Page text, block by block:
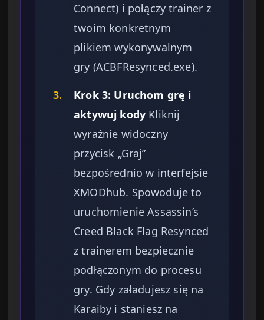
Connect) i połączy trainer z
twoim konkretnym
plikiem wykonywalnym
gry (ACBFResynced.exe).
3.
Krok 3: Uruchom grę i
aktywuj kody Kliknij
wyraźnie widoczny
przycisk „Graj”
bezpośrednio w interfejsie
XMODhub. Spowoduje to
uruchomienie Assassin’s
Creed Black Flag Resynced
z trainerem bezpiecznie
podłączonym do procesu
gry. Gdy załadujesz się na
Karaiby i staniesz na